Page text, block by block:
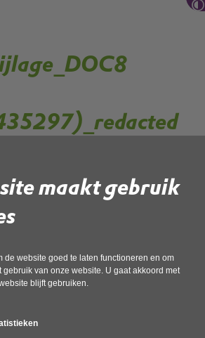
maakt gebruik
de website goed te laten functioneren en om
van onze website. U gaat akkoord met
blijft gebruiken.
(2022-1665440435297)_redacted’,